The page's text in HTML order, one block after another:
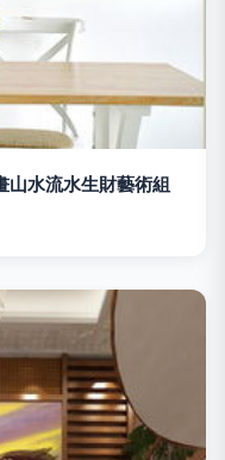
山水流水生財藝術組